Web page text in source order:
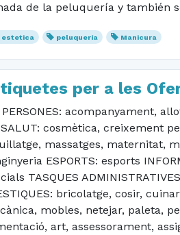
de la peluquería y también
estetica peluquería Manicura
per a les
PERSONES: acompanyament,
SALUT: cosmètica, creixement
massatges, maternitat,
ESPORTS: esports
TASQUES
bricolatge, cosir,
mobles, netejar, paleta,
art, assessorament,